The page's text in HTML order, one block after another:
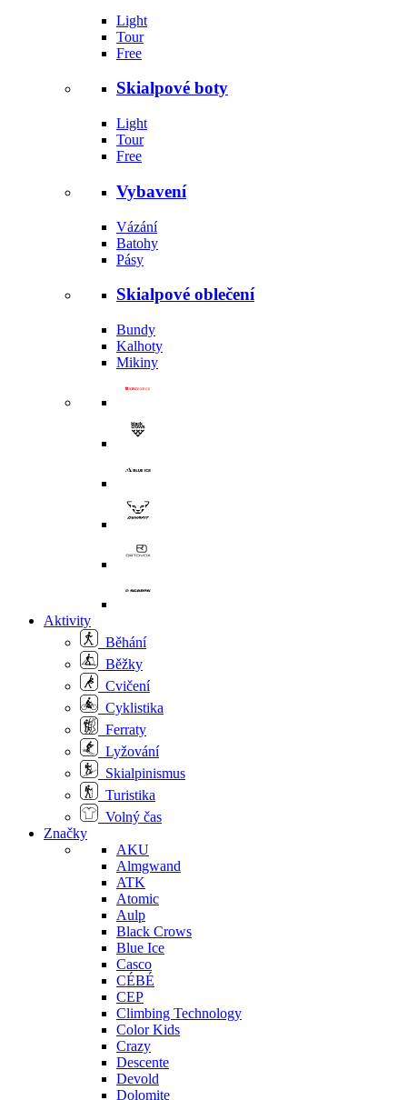
Light
Tour
Free
Skialpové boty
Light
Tour
Free
Vybavení
Vázání
Batohy
Pásy
Skialpové oblečení
Bundy
Kalhoty
Mikiny
Aktivity
Běhání
Běžky
Cvičení
Cyklistika
Ferraty
Lyžování
Skialpinismus
Turistika
Volný čas
Značky
AKU
Almgwand
ATK
Atomic
Aulp
Black Crows
Blue Ice
Casco
CÉBÉ
CEP
Climbing Technology
Color Kids
Crazy
Descente
Devold
Dolomite